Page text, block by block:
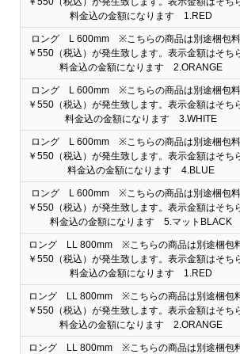
料金込の金額になります 1.RED
ロング L 600mm ※こちらの商品は別途梱包
￥550（税込）が発生致します。表示金額はそち
料金込の金額になります 2.ORANGE
ロング L 600mm ※こちらの商品は別途梱包
￥550（税込）が発生致します。表示金額はそち
料金込の金額になります 3.WHITE
ロング L 600mm ※こちらの商品は別途梱包
￥550（税込）が発生致します。表示金額はそち
料金込の金額になります 4.BLUE
ロング L 600mm ※こちらの商品は別途梱包
￥550（税込）が発生致します。表示金額はそち
料金込の金額になります 5.マットBLACK
ロング LL 800mm ※こちらの商品は別途梱包
￥550（税込）が発生致します。表示金額はそち
料金込の金額になります 1.RED
ロング LL 800mm ※こちらの商品は別途梱包
￥550（税込）が発生致します。表示金額はそち
料金込の金額になります 2.ORANGE
ロング LL 800mm ※こちらの商品は別途梱包